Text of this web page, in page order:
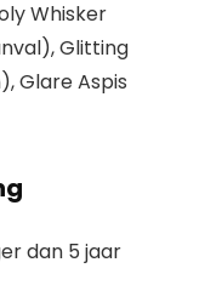
Whisker
Glitting
Glare Aspis
dan 5 jaar